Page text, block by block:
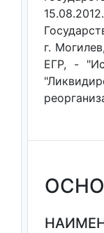
г.
ЕГР, -